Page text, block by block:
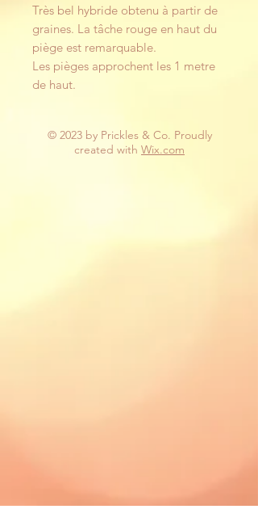
Très bel hybride obtenu à partir de
graines. La tâche rouge en haut du
piège est remarquable.
Les pièges approchent les 1 metre
de haut.
© 2023 by Prickles & Co. Proudly
created with Wix.com